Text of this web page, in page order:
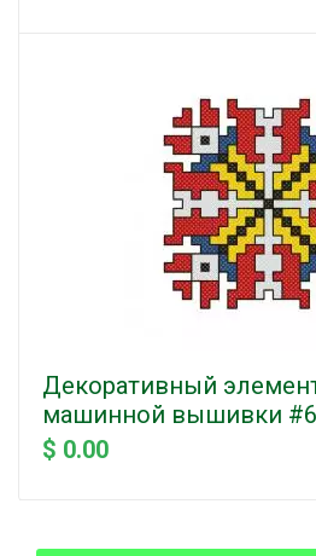
Декоративный
машинной вышивки
$ 0.00